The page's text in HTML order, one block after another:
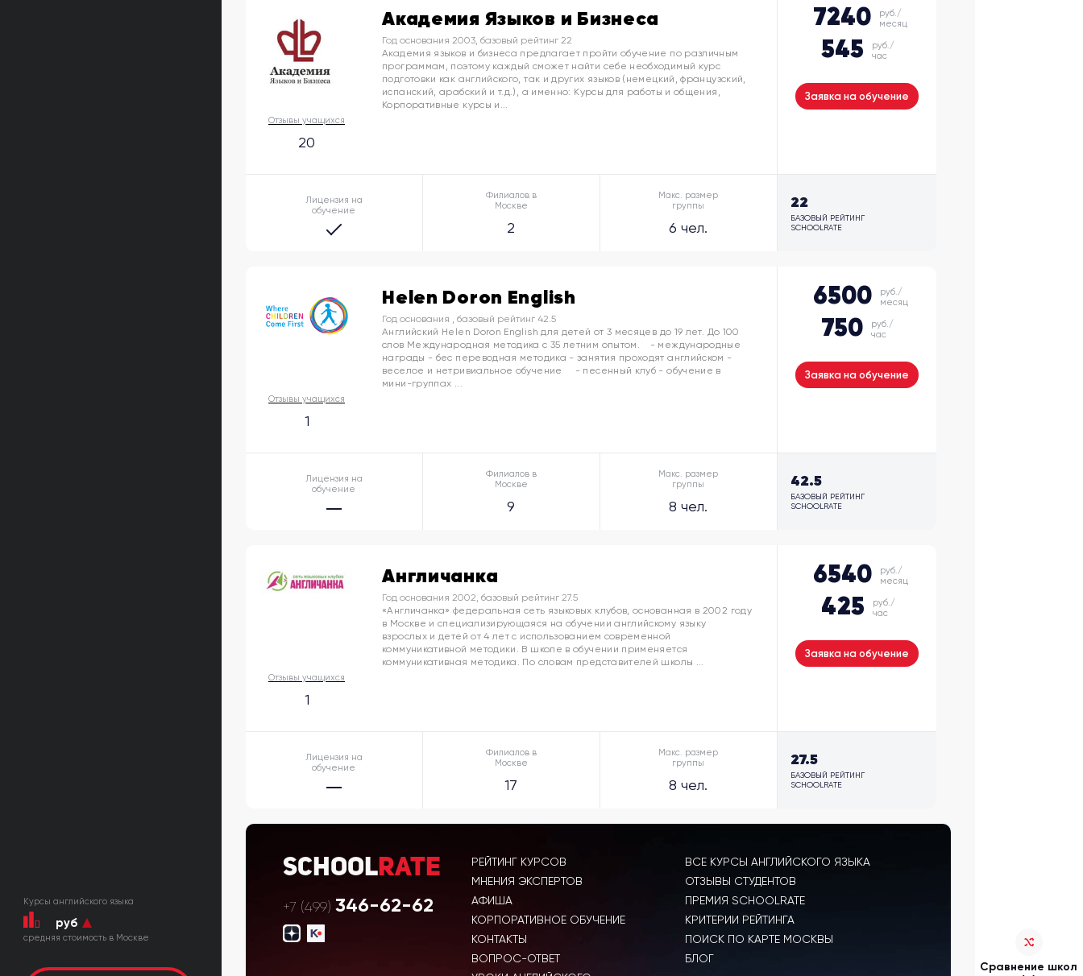
Курсы английского языка
руб
cредняя стоимость в Москве
Академия Языков и Бизнеса
Год основания 2003, базовый рейтинг 22
Академия языков и бизнеса предлагает пройти обучение по различным
программам, поэтому каждый сможет найти себе необходимый курс
подготовки как английского, так и других языков (немецкий, французский,
испанский, арабский и т.д.), а именно: Курсы для работы и общения,
Корпоративные курсы и...
Отзывы учащихся
20
Филиалов в
Москве
2
Макс. размер
группы
6 чел.
Лицензия на
обучение
7240
руб./
месяц
545
руб./
час
Заявка на обучение
22
БАЗОВЫЙ РЕЙТИНГ
SCHOOLRATE
Helen Doron English
Год основания , базовый рейтинг 42.5
Английский Helen Doron English для детей от 3 месяцев до 19 лет. До 100
слов Международная методика с 35 летним опытом.⠀ - международные
награды - бес переводная методика - занятия проходят английском -
веселое и нетривиальное обучение ⠀ - песенный клуб - обучение в
мини-группах ...
Отзывы учащихся
1
Филиалов в
Москве
9
Макс. размер
группы
8 чел.
Лицензия на
обучение
6500
руб./
месяц
750
руб./
час
Заявка на обучение
42.5
БАЗОВЫЙ РЕЙТИНГ
SCHOOLRATE
Англичанка
Год основания 2002, базовый рейтинг 27.5
«Англичанка» федеральная сеть языковых клубов, основанная в 2002 году
в Москве и специализирующаяся на обучении английскому языку
взрослых и детей от 4 лет с использованием современной
коммуникативной методики. В школе в обучении применяется
коммуникативная методика. По словам представителей школы ...
Отзывы учащихся
1
Филиалов в
Москве
17
Макс. размер
группы
8 чел.
Лицензия на
обучение
6540
руб./
месяц
425
руб./
час
Заявка на обучение
27.5
БАЗОВЫЙ РЕЙТИНГ
SCHOOLRATE
SchoolRate
+7 (499) 346-62-62
РЕЙТИНГ КУРСОВ
ВСЕ КУРСЫ АНГЛИЙСКОГО ЯЗЫКА
МНЕНИЯ ЭКСПЕРТОВ
ОТЗЫВЫ СТУДЕНТОВ
АФИША
ПРЕМИЯ SCHOOLRATE
КОРПОРАТИВНОЕ ОБУЧЕНИЕ
КРИТЕРИИ РЕЙТИНГА
КОНТАКТЫ
ПОИСК ПО КАРТЕ МОСКВЫ
ВОПРОС-ОТВЕТ
БЛОГ
Сравнение школ